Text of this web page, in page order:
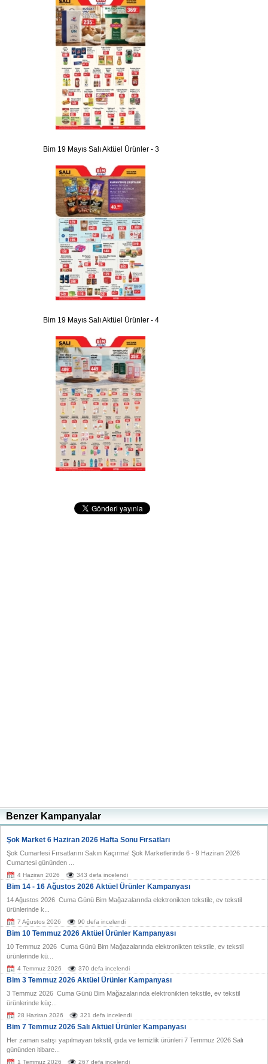
Bim 19 Mayıs Salı Aktüel Ürünler - 3
Bim 19 Mayıs Salı Aktüel Ürünler - 4
Benzer Kampanyalar
Şok Market 6 Haziran 2026 Hafta Sonu Fırsatları
Şok Cumartesi Fırsatlarını Sakın Kaçırma! Şok Marketlerinde 6 - 9 Haziran 2026
Cumartesi gününden ...
4 Haziran 2026 343 defa incelendi
Bim 14 - 16 Ağustos 2026 Aktüel Ürünler Kampanyası
14 Ağustos 2026 Cuma Günü Bim Mağazalarında elektronikten tekstile, ev tekstil
ürünlerinde k...
7 Ağustos 2026 90 defa incelendi
Bim 10 Temmuz 2026 Aktüel Ürünler Kampanyası
10 Temmuz 2026 Cuma Günü Bim Mağazalarında elektronikten tekstile, ev tekstil
ürünlerinde kü...
4 Temmuz 2026 370 defa incelendi
Bim 3 Temmuz 2026 Aktüel Ürünler Kampanyası
3 Temmuz 2026 Cuma Günü Bim Mağazalarında elektronikten tekstile, ev tekstil
ürünlerinde küç...
28 Haziran 2026 321 defa incelendi
Bim 7 Temmuz 2026 Salı Aktüel Ürünler Kampanyası
Her zaman satışı yapılmayan tekstil, gıda ve temizlik ürünleri 7 Temmuz 2026 Salı
gününden itibare...
1 Temmuz 2026 267 defa incelendi